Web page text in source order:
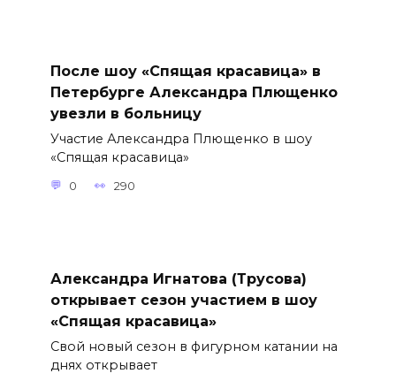
После шоу «Спящая красавица» в
Петербурге Александра Плющенко
увезли в больницу
Участие Александра Плющенко в шоу
«Спящая красавица»
0 290
Александра Игнатова (Трусова)
открывает сезон участием в шоу
«Спящая красавица»
Свой новый сезон в фигурном катании на
днях открывает